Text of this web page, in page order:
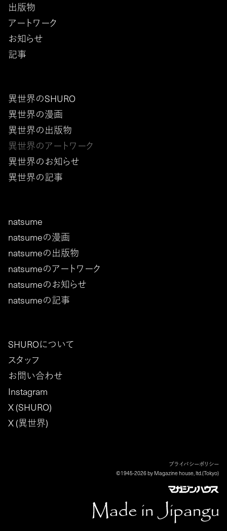
出版物
アートワーク
お知らせ
記事
異世界のSHURO
異世界の漫画
異世界の出版物
異世界のアートワーク
異世界のお知らせ
異世界の記事
natsume
natsumeの漫画
natsumeの出版物
natsumeのアートワーク
natsumeのお知らせ
natsumeの記事
SHUROについて
スタッフ
お問い合わせ
Instagram
X (SHURO)
X (異世界)
プライバシーポリシー
©1945-2026 by Magazine house, ltd.(Tokyo)